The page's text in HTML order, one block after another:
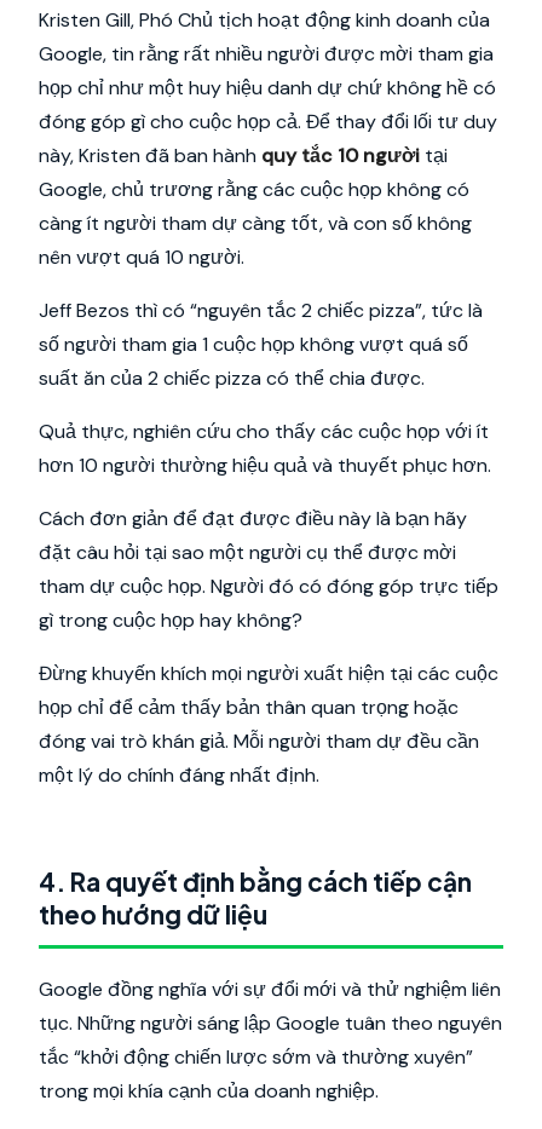
Kristen Gill, Phó Chủ tịch hoạt động kinh doanh của
Google, tin rằng rất nhiều người được mời tham gia
họp chỉ như một huy hiệu danh dự chứ không hề có
đóng góp gì cho cuộc họp cả. Để thay đổi lối tư duy
này, Kristen đã ban hành quy tắc 10 người tại
Google, chủ trương rằng các cuộc họp không có
càng ít người tham dự càng tốt, và con số không
nên vượt quá 10 người.
Jeff Bezos thì có “nguyên tắc 2 chiếc pizza”, tức là
số người tham gia 1 cuộc họp không vượt quá số
suất ăn của 2 chiếc pizza có thể chia được.
Quả thực, nghiên cứu cho thấy các cuộc họp với ít
hơn 10 người thường hiệu quả và thuyết phục hơn.
Cách đơn giản để đạt được điều này là bạn hãy
đặt câu hỏi tại sao một người cụ thể được mời
tham dự cuộc họp. Người đó có đóng góp trực tiếp
gì trong cuộc họp hay không?
Đừng khuyến khích mọi người xuất hiện tại các cuộc
họp chỉ để cảm thấy bản thân quan trọng hoặc
đóng vai trò khán giả. Mỗi người tham dự đều cần
một lý do chính đáng nhất định.
4. Ra quyết định bằng cách tiếp cận
theo hướng dữ liệu
Google đồng nghĩa với sự đổi mới và thử nghiệm liên
tục. Những người sáng lập Google tuân theo nguyên
tắc “khởi động chiến lược sớm và thường xuyên”
trong mọi khía cạnh của doanh nghiệp.